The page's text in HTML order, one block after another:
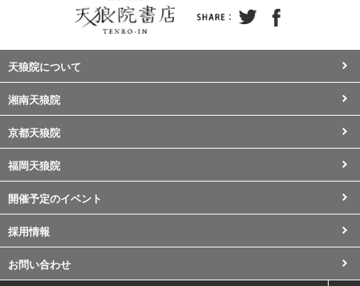
天狼院について
湘南天狼院
京都天狼院
福岡天狼院
開催予定のイベント
採用情報
お問い合わせ